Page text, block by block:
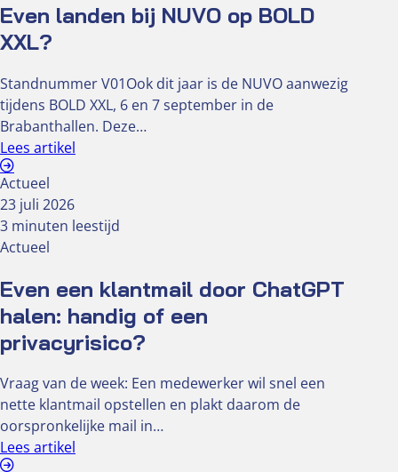
Even landen bij NUVO op BOLD
XXL?
Standnummer V01Ook dit jaar is de NUVO aanwezig
tijdens BOLD XXL, 6 en 7 september in de
Brabanthallen. Deze…
Lees artikel
Actueel
23 juli 2026
3 minuten leestijd
Actueel
Even een klantmail door ChatGPT
halen: handig of een
privacyrisico?
Vraag van de week: Een medewerker wil snel een
nette klantmail opstellen en plakt daarom de
oorspronkelijke mail in…
Lees artikel